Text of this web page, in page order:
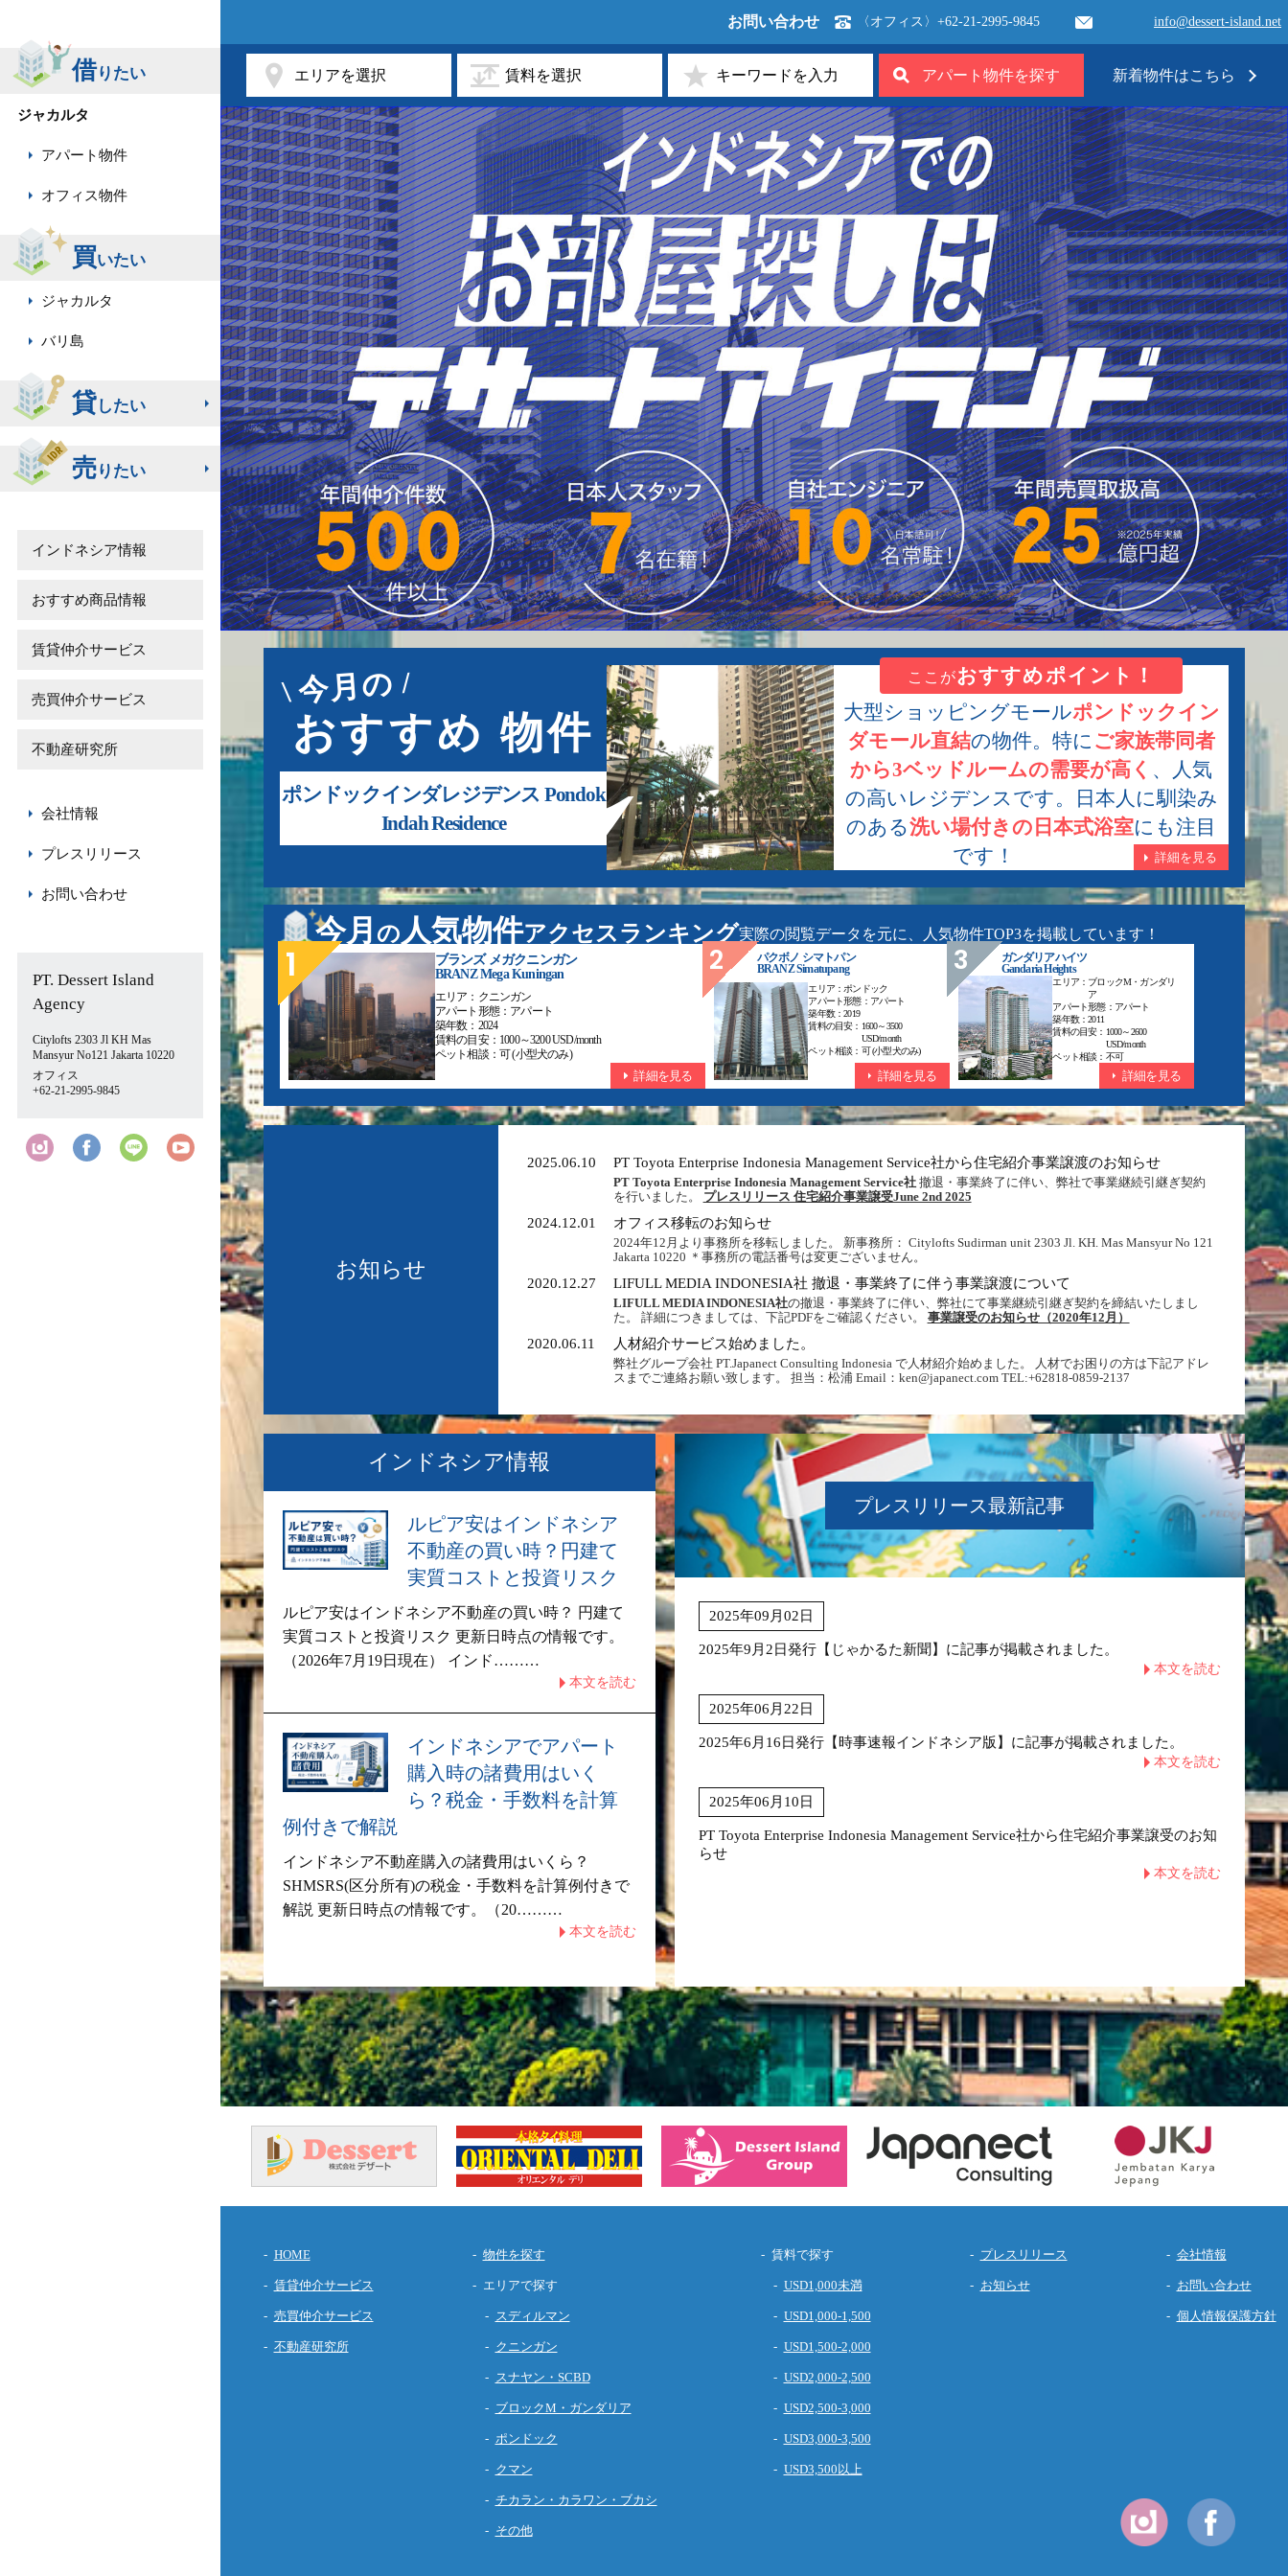
借りたい
ジャカルタ
アパート物件
オフィス物件
買いたい
ジャカルタ
バリ島
貸したい
売りたい
インドネシア情報
おすすめ商品情報
賃貸仲介サービス
売買仲介サービス
不動産研究所
会社情報
プレスリリース
お問い合わせ
PT. Dessert Island
Agency
Citylofts 2303 Jl KH Mas
Mansyur No121 Jakarta 10220
オフィス
+62-21-2995-9845
お問い合わせ 〈オフィス〉+62-21-2995-9845 info@dessert-island.net
新着物件はこちら
今月の
おすすめ 物件
ポンドックインダレジデンス Pondok
Indah Residence
ここがおすすめポイント！
大型ショッピングモールポンドックイン
ダモール直結の物件。特に ご家族帯同者
から3ベッドルームの需要が高く 、人気
の高いレジデンスです。日本人に馴染み
のある洗い場付きの日本式浴室にも注目
です！
詳細を見る
今月 の 人気物件アクセスランキング実際の閲覧データを元に、人気物件TOP3を掲載しています！
ブランズ メガクニンガン
BRANZ Mega Kuningan
エリア： クニンガン
アパート形態： アパート
築年数： 2024
賃料の目安： 1000～3200 USD/month
ペット相談： 可 (小型犬のみ)
詳細を見る
パクボノ シマトパン
BRANZ Simatupang
エリア： ポンドック
アパート形態： アパート
築年数：2019
賃料の目安： 1600～3500
USD/month
ペット相談： 可 (小型犬のみ)
詳細を見る
ガンダリアハイツ
Gandaria Heights
エリア： ブロックM・ガンダリ
ア
アパート形態： アパート
築年数：2011
賃料の目安： 1000～2600
USD/month
ペット相談： 不可
詳細を見る
お知らせ
2025.06.10 PT Toyota Enterprise Indonesia Management Service社から住宅紹介事業譲渡のお知らせ
PT Toyota Enterprise Indonesia Management Service社撤退・事業終了に伴い、弊社で事業継続引継ぎ契約
を行いました。 プレスリリース 住宅紹介事業譲受June 2nd 2025
2024.12.01 オフィス移転のお知らせ
2024年12月より事務所を移転しました。 新事務所： Citylofts Sudirman unit 2303 Jl. KH. Mas Mansyur No 121
Jakarta 10220 ＊事務所の電話番号は変更ございません。
2020.12.27 LIFULL MEDIA INDONESIA社 撤退・事業終了に伴う事業譲渡について
LIFULL MEDIA INDONESIA社の撤退・事業終了に伴い、弊社にて事業継続引継ぎ契約を締結いたしまし
た。 詳細につきましては、下記PDFをご確認ください。 事業譲受のお知らせ（2020年12月）
2020.06.11 人材紹介サービス始めました。
弊社グループ会社 PT.Japanect Consulting Indonesia で人材紹介始めました。 人材でお困りの方は下記アドレ
スまでご連絡お願い致します。 担当：松浦 Email：ken@japanect.com TEL:+62818-0859-2137
インドネシア情報
ルピア安はインドネシア
不動産の買い時？円建て
実質コストと投資リスク
ルピア安はインドネシア不動産の買い時？ 円建て
実質コストと投資リスク 更新日時点の情報です。
（2026年7月19日現在） インド………
本文を読む
インドネシアでアパート
購入時の諸費用はいく
ら？税金・手数料を計算
例付きで解説
インドネシア不動産購入の諸費用はいくら？
SHMSRS(区分所有)の税金・手数料を計算例付きで
解説 更新日時点の情報です。（20………
本文を読む
プレスリリース最新記事
2025年09月02日
2025年9月2日発行【じゃかるた新聞】に記事が掲載されました。
本文を読む
2025年06月22日
2025年6月16日発行【時事速報インドネシア版】に記事が掲載されました。
本文を読む
2025年06月10日
PT Toyota Enterprise Indonesia Management Service社から住宅紹介事業譲受のお知
らせ
本文を読む
HOME
賃貸仲介サービス
売買仲介サービス
不動産研究所
物件を探す
エリアで探す
スディルマン
クニンガン
スナヤン・SCBD
ブロックM・ガンダリア
ポンドック
クマン
チカラン・カラワン・ブカシ
その他
賃料で探す
USD1,000未満
USD1,000-1,500
USD1,500-2,000
USD2,000-2,500
USD2,500-3,000
USD3,000-3,500
USD3,500以上
プレスリリース
お知らせ
会社情報
お問い合わせ
個人情報保護方針